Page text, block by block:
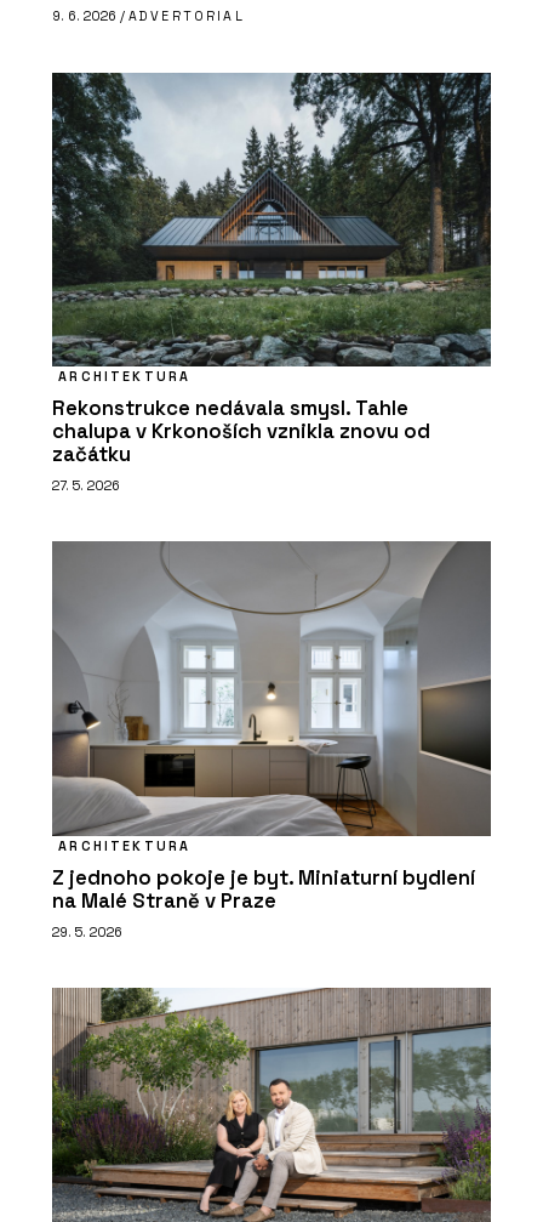
9. 6. 2026 / ADVERTORIAL
ARCHITEKTURA
Rekonstrukce nedávala smysl. Tahle
chalupa v Krkonoších vznikla znovu od
začátku
27. 5. 2026
ARCHITEKTURA
Z jednoho pokoje je byt. Miniaturní bydlení
na Malé Straně v Praze
29. 5. 2026